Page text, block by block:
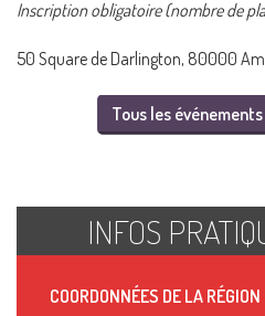
Inscription obligatoire (nombre de
50 Square de Darlington, 80000
Tous les
INFOS
COORDONNÉES DE LA RÉGION